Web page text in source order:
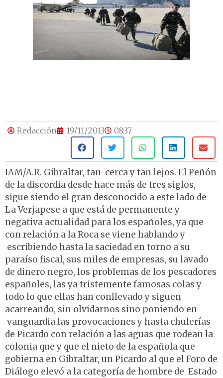
Redacción 19/11/2013 08:37
IAM/A.R. Gibraltar, tan cerca y tan lejos. El Peñón
de la discordia desde hace más de tres siglos,
sigue siendo el gran desconocido a este lado de
La Verjapese a que está de permanente y
negativa actualidad para los españoles, ya que
con relación a la Roca se viene hablando y
escribiendo hasta la saciedad en torno a su
paraíso fiscal, sus miles de empresas, su lavado
de dinero negro, los problemas de los pescadores
españoles, las ya tristemente famosas colas y
todo lo que ellas han conllevado y siguen
acarreando, sin olvidarnos sino poniendo en
vanguardia las provocaciones y hasta chulerías
de Picardo con relación a las aguas que rodean la
colonia que y que el nieto de la española que
gobierna en Gibraltar, un Picardo al que el Foro de
Diálogo elevó a la categoría de hombre de Estado